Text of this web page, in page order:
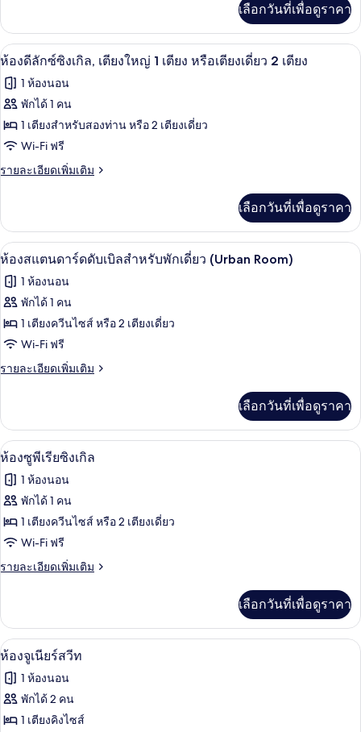
ทริปเปิล
เกี่ยว
กับ
ห้อง
ลัก
ซ์
เลือกวันที่เพื่อดูราคา
เปิด
ภาพถ่าย
ทั้งหมด
ของ
ห้อง
ดี
ซ์
ซิงเกิล,
เตียง
ใหญ่
1
เตียง
หรือ
เตียง
2
เตียง
ผ้านวมขนเป็ด, มินิบาร์, ตู้นิรภัยในห้อง
5
ห้องดีลักซ์ซิงเกิล, เตียงใหญ่ 1 เตียง หรือเตียงเดี่ยว 2 เตียง
1 ห้องนอน
พักได้ 1 คน
1 เตียงสำหรับสองท่าน หรือ 2 เตียงเดี่ยว
Wi-Fi ฟรี
รายละเอียดเพิ่มเติม
ราย
เกี่ยว
กับ
ห้อง
ลัก
ซ์
เตียง
ใหญ่
เตียง
เตียง
เลือกวันที่เพื่อดูราคา
เปิด
ภาพถ่าย
ทั้งหมด
ของ
ห้อง
สแตนดาร์ด
สำหรับ
พัก
เดี่ยว
(Urban
Room)
ผ้านวมขนเป็ด, มินิบาร์, ตู้นิรภัยในห้อง
4
ห้องสแตนดาร์ดดับเบิลสำหรับพักเดี่ยว (Urban Room)
1 ห้องนอน
พักได้ 1 คน
1 เตียงควีนไซส์ หรือ 2 เตียงเดี่ยว
Wi-Fi ฟรี
รายละเอียดเพิ่มเติม
ราย
เกี่ยว
กับ
ห้อง
สแตนดาร์ด
ดับเบิล
สำหรับ
เดี่ยว
(Urban
เลือกวันที่เพื่อดูราคา
เปิด
ภาพถ่าย
ทั้งหมด
ของ
ห้อง
ซู
เรีย
ซิงเกิล
ผ้านวมขนเป็ด, มินิบาร์, ตู้นิรภัยในห้อง
6
ห้องซูพีเรียซิงเกิล
1 ห้องนอน
พักได้ 1 คน
1 เตียงควีนไซส์ หรือ 2 เตียงเดี่ยว
Wi-Fi ฟรี
รายละเอียดเพิ่มเติม
ราย
เกี่ยว
กับ
ห้อง
พี
เรีย
เลือกวันที่เพื่อดูราคา
เปิด
ภาพถ่าย
ทั้งหมด
ของ
ผ้านวมขนเป็ด, มินิบาร์, ตู้นิรภัยในห้อง
5
ห้องจูเนียร์สวีท
1 ห้องนอน
พักได้ 2 คน
1 เตียงคิงไซส์